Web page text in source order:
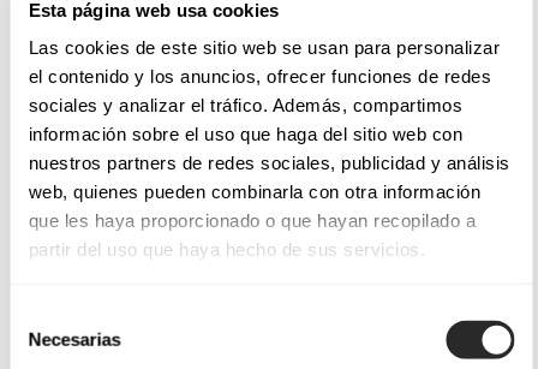
Esta página web usa cookies
Las cookies de este sitio web se usan para personalizar
el contenido y los anuncios, ofrecer funciones de redes
sociales y analizar el tráfico. Además, compartimos
información sobre el uso que haga del sitio web con
nuestros partners de redes sociales, publicidad y análisis
web, quienes pueden combinarla con otra información
que les haya proporcionado o que hayan recopilado a
partir del uso que haya hecho de sus servicios.
Necesarias